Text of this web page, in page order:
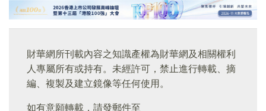
財華網所刊載內容之知識產權為財華網及相關權利
人專屬所有或持有。未經許可，禁止進行轉載、摘
編、複製及建立鏡像等任何使用。
如有意願轉載，請發郵件至